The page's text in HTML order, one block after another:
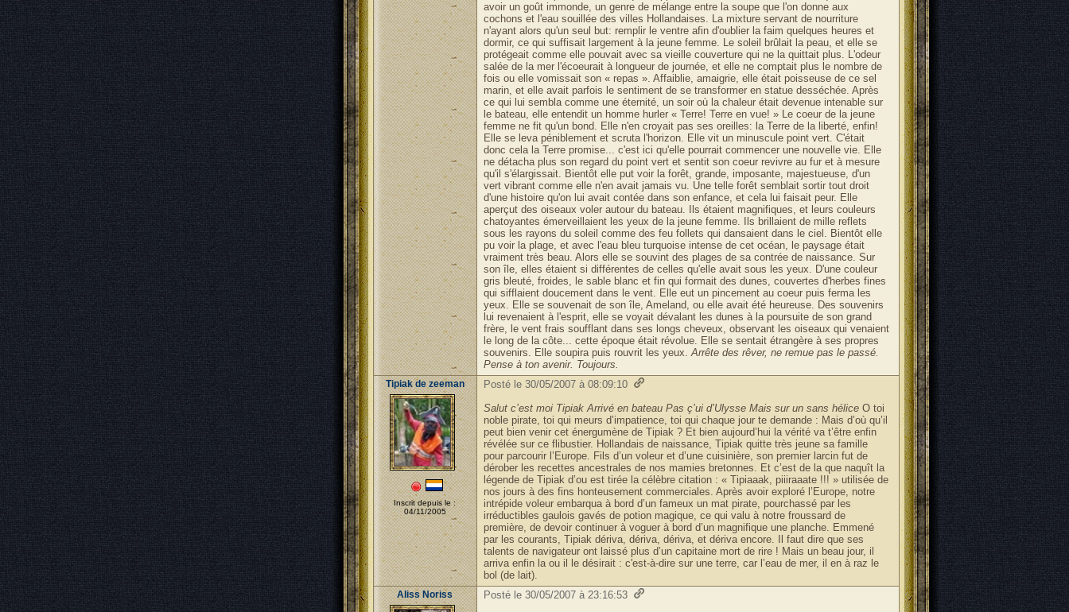
avoir un goût immonde, un genre de mélange entre la soupe que l'on donne aux
cochons et l'eau souillée des villes Hollandaises. La mixture servant de nourriture
n'ayant alors qu'un seul but: remplir le ventre afin d'oublier la faim quelques heures et
dormir, ce qui suffisait largement à la jeune femme. Le soleil brûlait la peau, et elle se
protégeait comme elle pouvait avec sa vieille couverture qui ne la quittait plus. L'odeur
salée de la mer l'écoeurait à longueur de journée, et elle ne comptait plus le nombre de
fois ou elle vomissait son « repas ». Affaiblie, amaigrie, elle était poisseuse de ce sel
marin, et elle avait parfois le sentiment de se transformer en statue desséchée. Après
ce qui lui sembla comme une éternité, un soir où la chaleur était devenue intenable sur
le bateau, elle entendit un homme hurler « Terre! Terre en vue! » Le coeur de la jeune
femme ne fit qu'un bond. Elle n'en croyait pas ses oreilles: la Terre de la liberté, enfin!
Elle se leva péniblement et scruta l'horizon. Elle vit un minuscule point vert. C'était
donc cela la Terre promise... c'est ici qu'elle pourrait commencer une nouvelle vie. Elle
ne détacha plus son regard du point vert et sentit son coeur revivre au fur et à mesure
qu'il s'élargissait. Bientôt elle put voir la forêt, grande, imposante, majestueuse, d'un
vert vibrant comme elle n'en avait jamais vu. Une telle forêt semblait sortir tout droit
d'une histoire qu'on lui avait contée dans son enfance, et cela lui faisait peur. Elle
aperçut des oiseaux voler autour du bateau. Ils étaient magnifiques, et leurs couleurs
chatoyantes émerveillaient les yeux de la jeune femme. Ils brillaient de mille reflets
sous les rayons du soleil comme des feu follets qui dansaient dans le ciel. Bientôt elle
pu voir la plage, et avec l'eau bleu turquoise intense de cet océan, le paysage était
vraiment très beau. Alors elle se souvint des plages de sa contrée de naissance. Sur
son île, elles étaient si différentes de celles qu'elle avait sous les yeux. D'une couleur
gris bleuté, froides, le sable blanc et fin qui formait des dunes, couvertes d'herbes fines
qui sifflaient doucement dans le vent. Elle eut un pincement au coeur puis ferma les
yeux. Elle se souvenait de son île, Ameland, ou elle avait été heureuse. Des souvenirs
lui revenaient à l'esprit, elle se voyait dévalant les dunes à la poursuite de son grand
frère, le vent frais soufflant dans ses longs cheveux, observant les oiseaux qui venaient
le long de la côte... cette époque était révolue. Elle se sentait étrangère à ses propres
souvenirs. Elle soupira puis rouvrit les yeux.Arrête des rêver, ne remue pas le passé.
Pense à ton avenir. Toujours.
Tipiak de zeeman
Inscrit depuis le :
04/11/2005
Posté le 30/05/2007 à 08:09:10
Salut c’est moi Tipiak Arrivé en bateau Pas ç’ui d’Ulysse Mais sur un sans hélice O toi
noble pirate, toi qui meurs d’impatience, toi qui chaque jour te demande : Mais d’où qu’il
peut bien venir cet énergumène de Tipiak ? Et bien aujourd’hui la vérité va t’être enfin
révélée sur ce flibustier. Hollandais de naissance, Tipiak quitte très jeune sa famille
pour parcourir l’Europe. Fils d’un voleur et d’une cuisinière, son premier larcin fut de
dérober les recettes ancestrales de nos mamies bretonnes. Et c’est de la que naquît la
légende de Tipiak d’ou est tirée la célèbre citation : « Tipiaaak, piiiraaate !!! » utilisée de
nos jours à des fins honteusement commerciales. Après avoir exploré l’Europe, notre
intrépide voleur embarqua à bord d’un fameux un mat pirate, pourchassé par les
irréductibles gaulois gavés de potion magique, ce qui valu à notre froussard de
première, de devoir continuer à voguer à bord d’un magnifique une planche. Emmené
par les courants, Tipiak dériva, dériva, dériva, et dériva encore. Il faut dire que ses
talents de navigateur ont laissé plus d’un capitaine mort de rire ! Mais un beau jour, il
arriva enfin la ou il le désirait : c'est-à-dire sur une terre, car l’eau de mer, il en à raz le
bol (de lait).
Aliss Noriss
Posté le 30/05/2007 à 23:16:53